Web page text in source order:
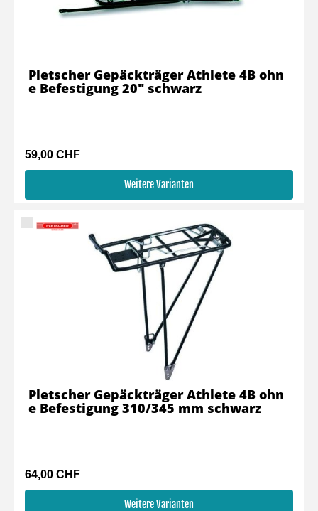
59,00 CHF
Weitere Varianten
Pletscher Gepäckträger Athlete 4B ohn
e Befestigung 20" schwarz
64,00 CHF
Weitere Varianten
Pletscher Gepäckträger Athlete 4B ohn
e Befestigung 310/345 mm schwarz